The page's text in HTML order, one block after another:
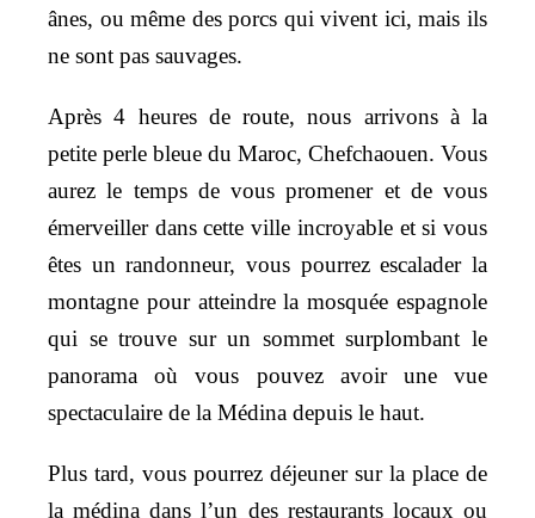
ânes, ou même des porcs qui vivent ici, mais ils
ne sont pas sauvages.
Après 4 heures de route, nous arrivons à la
petite perle bleue du Maroc, Chefchaouen. Vous
aurez le temps de vous promener et de vous
émerveiller dans cette ville incroyable et si vous
êtes un randonneur, vous pourrez escalader la
montagne pour atteindre la mosquée espagnole
qui se trouve sur un sommet surplombant le
panorama où vous pouvez avoir une vue
spectaculaire de la Médina depuis le haut.
Plus tard, vous pourrez déjeuner sur la place de
la médina dans l’un des restaurants locaux ou